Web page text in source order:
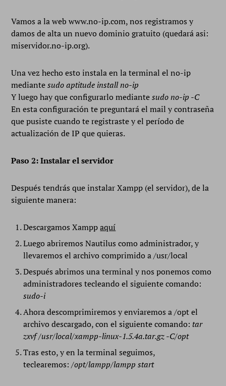
Vamos a la web www.no-ip.com, nos registramos y
damos de alta un nuevo dominio gratuito (quedará asi:
miservidor.no-ip.org).
Una vez hecho esto instala en la terminal el no-ip
mediantesudo aptitude install no-ip
Y luego hay que configurarlo mediantesudo no-ip -C
En esta configuración te preguntará el mail y contraseña
que pusiste cuando te registraste y el período de
actualización de IP que quieras.
Paso 2: Instalar el servidor
Después tendrás que instalar Xampp (el servidor), de la
siguiente manera:
Descargamos Xamppaquí
Luego abriremos Nautilus como administrador, y
llevaremos el archivo comprimido a /usr/local
Después abrimos una terminal y nos ponemos como
administradores tecleando el siguiente comando:
sudo-i
Ahora descomprimiremos y enviaremos a /opt el
archivo descargado, con el siguiente comando: tar
zxvf /usr/local/xampp-linux-1.5.4a.tar.gz -C/opt
Tras esto, y en la terminal seguimos,
teclearemos:/opt/lampp/lampp start